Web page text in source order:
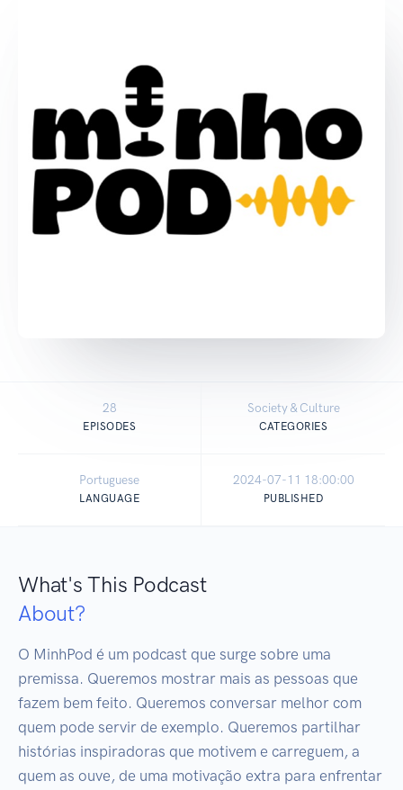
28
EPISODES
Society & Culture
CATEGORIES
Portuguese
LANGUAGE
2024-07-11 18:00:00
PUBLISHED
What's This Podcast
About?
O MinhPod é um podcast que surge sobre uma
premissa. Queremos mostrar mais as pessoas que
fazem bem feito. Queremos conversar melhor com
quem pode servir de exemplo. Queremos partilhar
histórias inspiradoras que motivem e carreguem, a
quem as ouve, de uma motivação extra para enfrentar